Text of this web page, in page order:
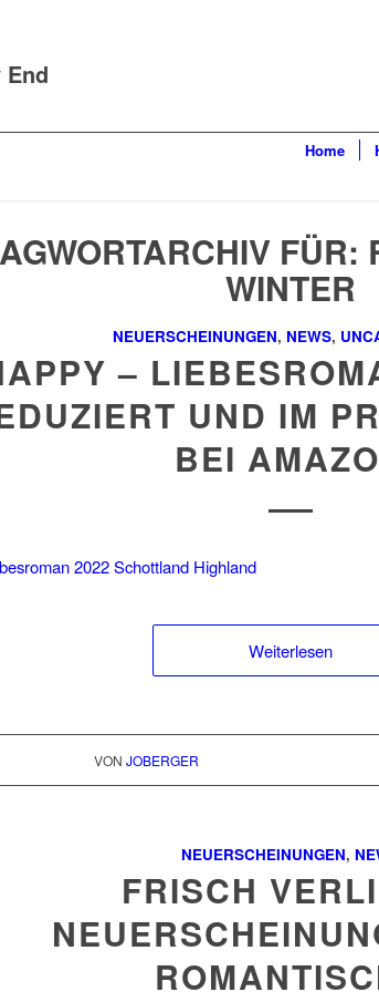
Home
FÜR:
WINTER
NEUERSCHEINUNGEN, NEWS,
–
UND IM
BEI
Weiterlesen
VON JOBERGER
NEUERSCHEINUNGEN,
FRISCH